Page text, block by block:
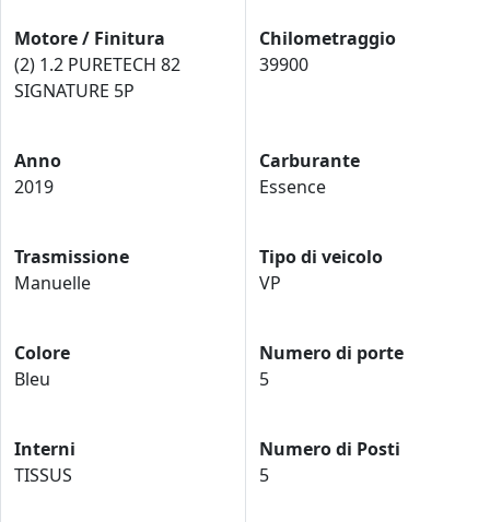
Motore / Finitura
(2) 1.2 PURETECH 82
SIGNATURE 5P
Chilometraggio
39900
Anno
2019
Carburante
Essence
Trasmissione
Manuelle
Tipo di veicolo
VP
Colore
Bleu
Numero di porte
5
Interni
TISSUS
Numero di Posti
5